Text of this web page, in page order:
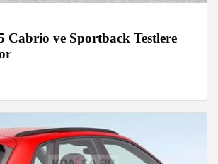
Cabrio ve Sportback Testlere